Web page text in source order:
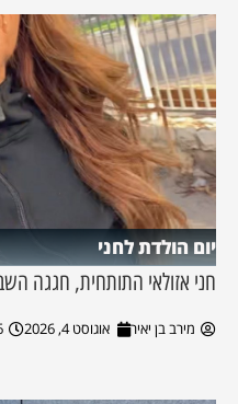
יום הולדת לחני
חני אזולאי התותחית, חגגה
מירב בן יאיר אוגוסט 4, 2026